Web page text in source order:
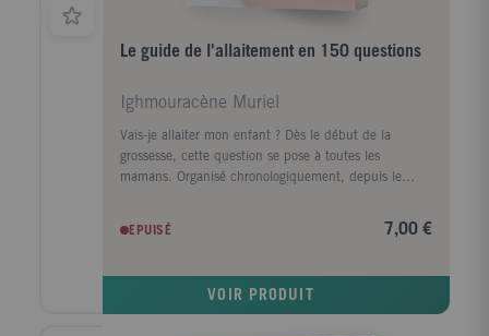
Le guide de l'allaitement en 150 questions
Ighmouracène Muriel
Vais-je allaiter mon enfant ? Dès le début de la
grossesse, cette question se pose à toutes les
mamans. Organisé chronologiquement, depuis le
guide répond avec précision et sans parti pris à toutes
les questions. J'attends bébé : Et si je n'avais pas
prend-il bien le sein ? Comment savoir s'il boit assez ?
EPUISÉ 7,00 €
VOIR PRODUIT